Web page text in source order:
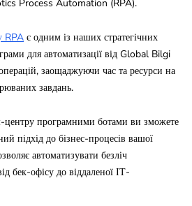
Process Automation (RPA).
RPA є одним із наших стратегічних
для автоматизації від Global Bilgi
заощаджуючи час та ресурси на
завдань.
центру програмними ботами ви зможете
підхід до бізнес-процесів вашої
автоматизувати безліч
бек-офісу до віддаленої ІТ-